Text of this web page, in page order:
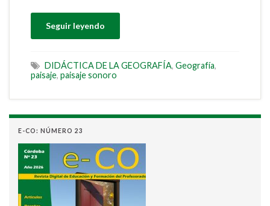
Seguir leyendo
DIDÁCTICA DE LA GEOGRAFÍA, Geografía,
paisaje, paisaje sonoro
E-CO: NÚMERO 23